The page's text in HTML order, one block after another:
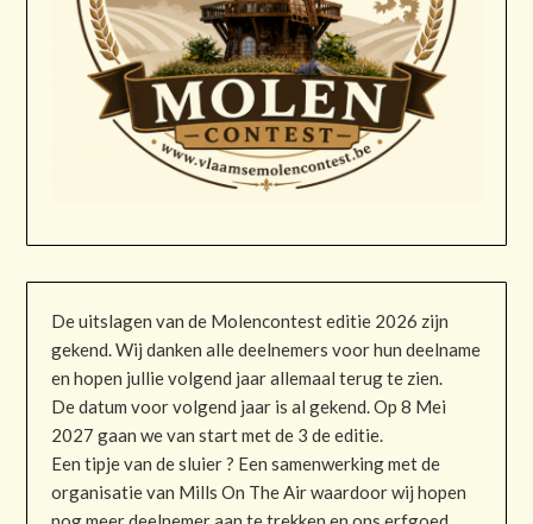
De uitslagen van de Molencontest editie 2026 zijn
gekend. Wij danken alle deelnemers voor hun deelname
en hopen jullie volgend jaar allemaal terug te zien.
De datum voor volgend jaar is al gekend. Op 8 Mei
2027 gaan we van start met de 3 de editie.
Een tipje van de sluier ? Een samenwerking met de
organisatie van Mills On The Air waardoor wij hopen